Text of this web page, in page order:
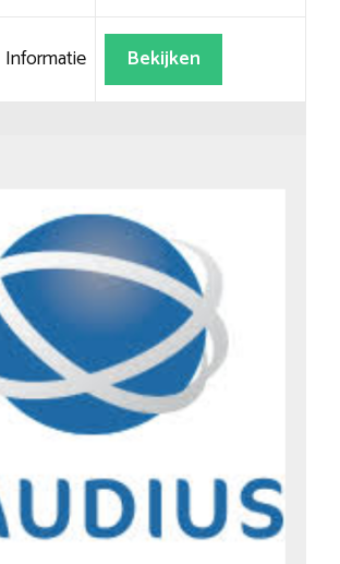
Informatie Bekijken